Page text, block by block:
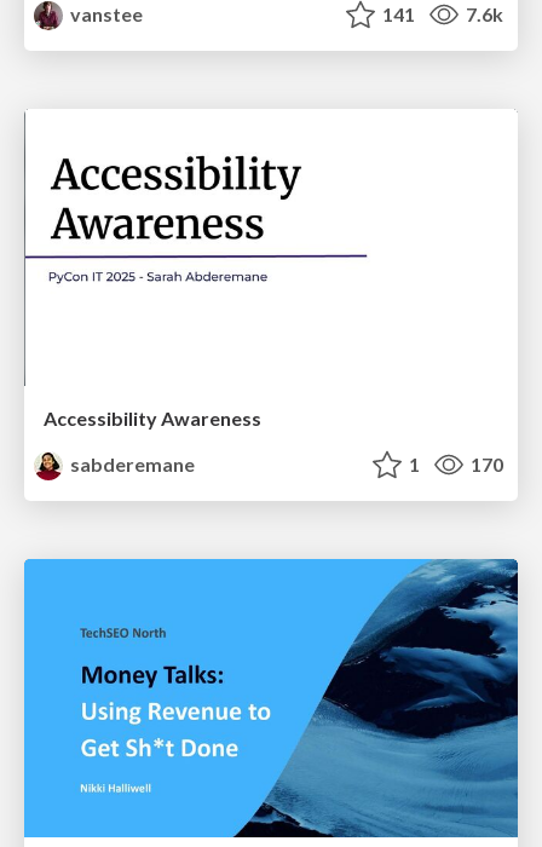
vanstee
141 7.6k
Accessibility Awareness
sabderemane
1 170